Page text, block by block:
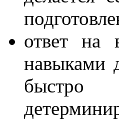
ответ на
навыками
быстро